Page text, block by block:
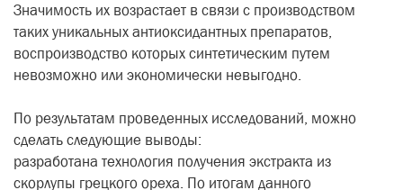
Значимость их возрастает в связи с производством
таких уникальных антиоксидантных препаратов,
воспроизводство которых синтетическим путем
невозможно или экономически невыгодно.
По результатам проведенных исследований, можно
сделать следующие выводы:
разработана технология получения экстракта из
скорлупы грецкого ореха. По итогам данного